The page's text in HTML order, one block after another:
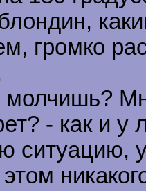
громко
- как и
ситуацию,